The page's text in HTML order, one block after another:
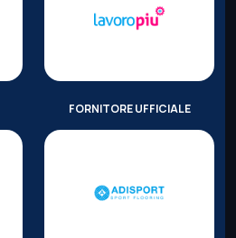
FORNITORE UFFICIALE